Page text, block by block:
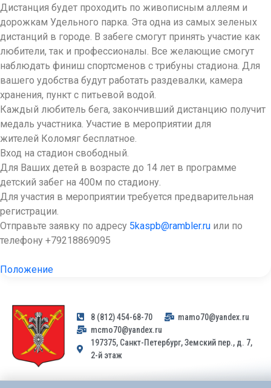
Дистанция будет проходить по живописным аллеям и
дорожкам Удельного парка. Эта одна из самых зеленых
дистанций в городе. В забеге смогут принять участие как
любители, так и профессионалы. Все желающие смогут
наблюдать финиш спортсменов с трибуны стадиона. Для
вашего удобства будут работать раздевалки, камера
хранения, пункт с питьевой водой.
Каждый любитель бега, закончивший дистанцию получит
медаль участника. Участие в мероприятии для
жителей Коломяг бесплатное.
Вход на стадион свободный.
Для Ваших детей в возрасте до 14 лет в программе
детский забег на 400м по стадиону.
Для участия в мероприятии требуется предварительная
регистрации.
Отправьте заявку по адресу 5kaspb@rambler.ru или по
телефону +79218869095
Положение
8 (812) 454-68-70
mamo70@yandex.ru
mcmo70@yandex.ru
197375, Санкт-Петербург, Земский пер., д. 7,
2-й этаж